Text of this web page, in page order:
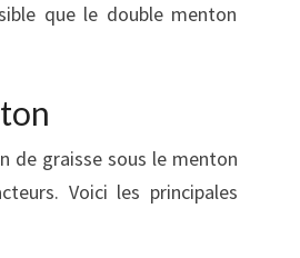
que le double menton
de graisse sous le menton
Voici les principales